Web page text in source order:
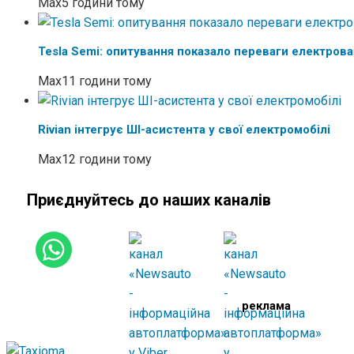
Tesla Semi: опитування показало переваги
Max11 години тому
Rivian інтегрує ШІ-асистента у свої електромобілі
Max12 години тому
Приєднуйтесь до наших каналів
реклама